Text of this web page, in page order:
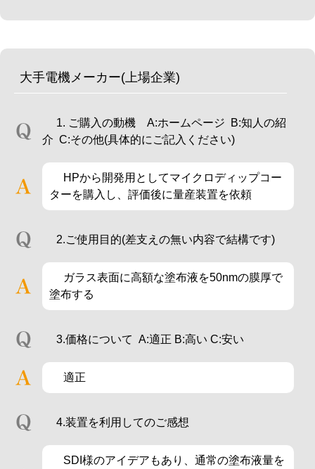
大手電機メーカー(上場企業)
1. ご購入の動機 A:ホームページ B:知人の紹
介 C:その他(具体的にご記入ください)
HPから開発用としてマイクロディップコー
ターを購入し、評価後に量産装置を依頼
2.ご使用目的(差支えの無い内容で結構です)
ガラス表面に高額な塗布液を50nmの膜厚で
塗布する
3.価格について A:適正 B:高い C:安い
適正
4.装置を利用してのご感想
SDI様のアイデアもあり、通常の塗布液量を